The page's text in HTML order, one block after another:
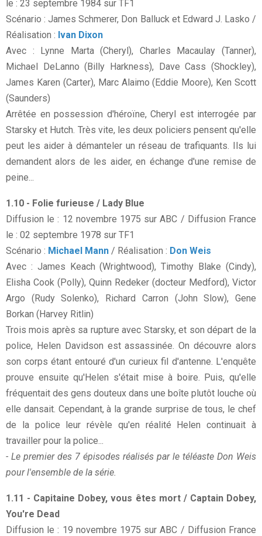
le : 23 septembre 1984 sur TF1
Scénario : James Schmerer, Don Balluck et Edward J. Lasko /
Réalisation : Ivan Dixon
Avec : Lynne Marta (Cheryl), Charles Macaulay (Tanner),
Michael DeLanno (Billy Harkness), Dave Cass (Shockley),
James Karen (Carter), Marc Alaimo (Eddie Moore), Ken Scott
(Saunders)
Arrêtée en possession d'héroïne, Cheryl est interrogée par
Starsky et Hutch. Très vite, les deux policiers pensent qu'elle
peut les aider à démanteler un réseau de trafiquants. Ils lui
demandent alors de les aider, en échange d'une remise de
peine...
1.10 - Folie furieuse / Lady Blue
Diffusion le : 12 novembre 1975 sur ABC / Diffusion France
le : 02 septembre 1978 sur TF1
Scénario : Michael Mann / Réalisation : Don Weis
Avec : James Keach (Wrightwood), Timothy Blake (Cindy),
Elisha Cook (Polly), Quinn Redeker (docteur Medford), Victor
Argo (Rudy Solenko), Richard Carron (John Slow), Gene
Borkan (Harvey Ritlin)
Trois mois après sa rupture avec Starsky, et son départ de la
police, Helen Davidson est assassinée. On découvre alors
son corps étant entouré d'un curieux fil d'antenne. L'enquête
prouve ensuite qu'Helen s'était mise à boire. Puis, qu'elle
fréquentait des gens douteux dans une boîte plutôt louche où
elle dansait. Cependant, à la grande surprise de tous, le chef
de la police leur révèle qu'en réalité Helen continuait à
travailler pour la police...
- Le premier des 7 épisodes réalisés par le téléaste Don Weis
pour l'ensemble de la série.
1.11 - Capitaine Dobey, vous êtes mort / Captain Dobey,
You're Dead
Diffusion le : 19 novembre 1975 sur ABC / Diffusion France